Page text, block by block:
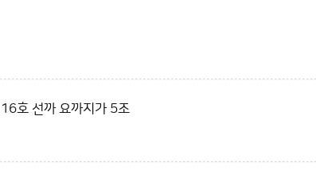
호 선까 요까지가 5조